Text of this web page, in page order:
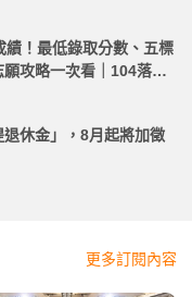
績！最低錄取分數、五標
攻略一次看｜104落點
休金」，8月起將加徵
更多訂閱內容